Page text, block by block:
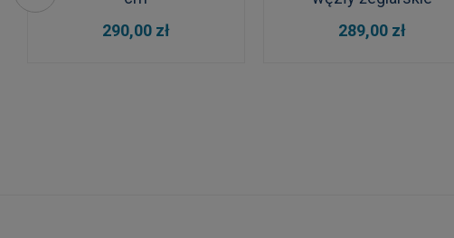
290,00 zł
DO KOSZYKA
289,00 zł
DO KOSZYKA